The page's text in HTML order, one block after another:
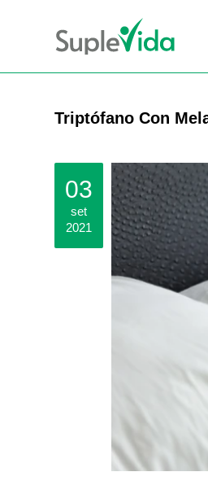
Triptófano Con
03
set
2021